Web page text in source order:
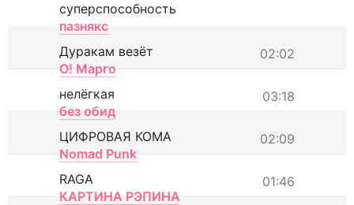
суперспособность
пазнякс
02:02
Дуракам везёт
О! Марго
03:18
нелёгкая
без обид
02:09
ЦИФРОВАЯ КОМА
Nomad Punk
01:46
RAGA
КАРТИНА РЭПИНА